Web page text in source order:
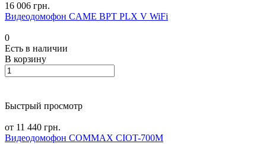
16 006 грн.
Видеодомофон CAME BPT PLX V WiFi
0
Есть в наличии
В корзину
Быстрый просмотр
от 11 440 грн.
Видеодомофон COMMAX CIOT-700M